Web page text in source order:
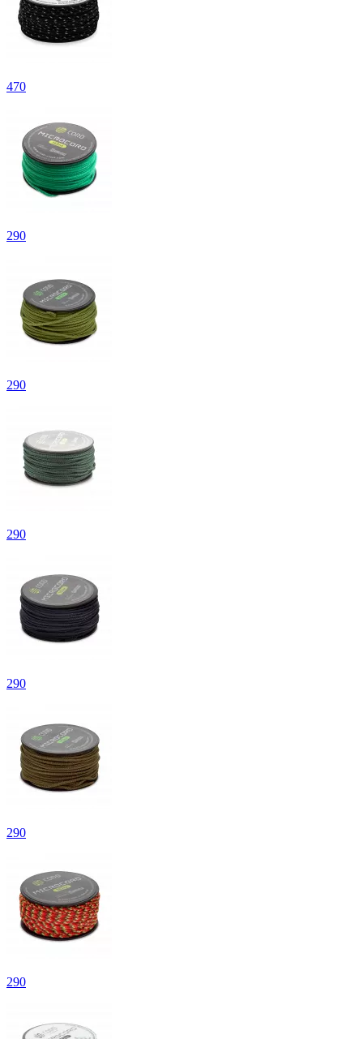
470
290
290
290
290
290
290